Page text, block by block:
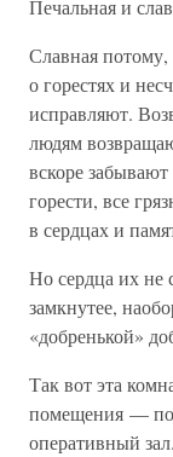
Печальная и
Славная потому,
о горестях и
исправляют.
людям
вскоре
горести, все
в сердцах и
Но сердца их не
замкнутее,
«добренькой»
Так вот эта
помещения —
оперативный